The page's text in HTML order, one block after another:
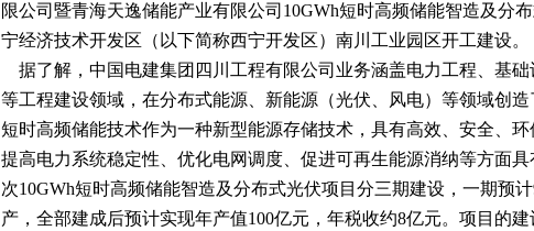
限公司暨青海天逸储能产业有限公司 10GWh短时高频储能智造及分
宁经济技术开发区（以下简称西宁开发区）南川工业园区开工建设。
据了解，中国电建集团四川工程有限公司业务涵盖电力工程、基
等工程建设领域，在分布式能源、新能源（光伏、风电）等领域创造
短时高频储能技术作为一种新型能源存储技术，具有高效、安全、
提高电力系统稳定性、优化电网调度、促进可再生能源消纳等方面
次10GWh短时高频储能智造及分布式光伏项目分三期建设，一期预计
产，全部建成后预计实现年产值100亿元，年税收约8亿元。项目的